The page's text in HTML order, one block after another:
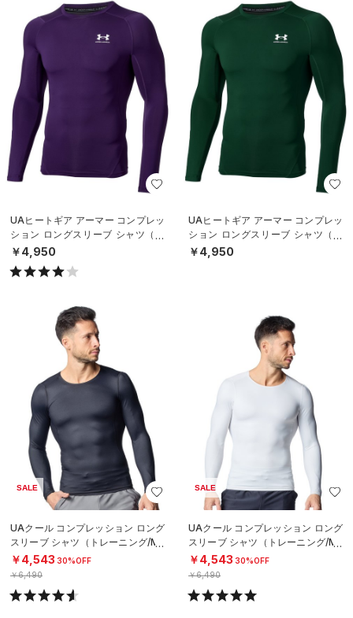
UAヒートギア アーマー コンプレッ
ション ロングスリーブ シャツ（ト
レーニング/MEN）
￥4,950
UAヒートギア アーマー コンプレッ
ション ロングスリーブ シャツ（ト
レーニング/MEN）
￥4,950
SALE
UAクール コンプレッション ロング
スリーブ シャツ（トレーニング/ME
N）
￥4,543 30%OFF
￥6,490
SALE
UAクール コンプレッション ロング
スリーブ シャツ（トレーニング/ME
N）
￥4,543 30%OFF
￥6,490